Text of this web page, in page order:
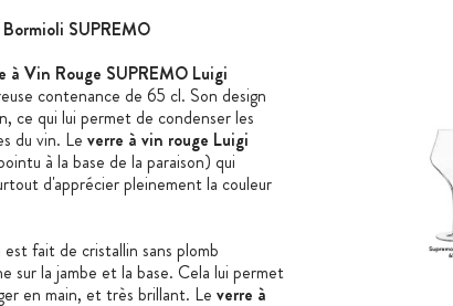
SUPREMO
à Vin Rouge SUPREMO Luigi
contenance de 65 cl. Son design
ce qui lui permet de condenser les
du vin. Le verre à vin rouge Luigi
à la base de la paraison) qui
d'apprécier pleinement la couleur
est fait de cristallin sans plomb
la jambe et la base. Cela lui permet
en main, et très brillant. Le verre à